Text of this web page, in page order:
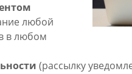
любой
в любом
(рассылку